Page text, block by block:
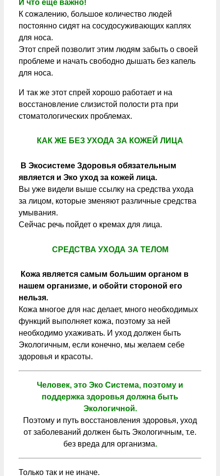
И что еще важно!
К сожалению, большое количество людей
постоянно сидят на сосудосуживающих каплях
для носа.
Этот спрей позволит этим людям забыть о своей
проблеме и начать свободно дышать без капель
для носа.
И так же этот спрей хорошо работает и на
восстановление слизистой полости рта при
стоматологических проблемах.
КАК ЖЕ БЕЗ УХОДА ЗА КОЖЕЙ ЛИЦА
В Экосистеме Здоровья обязательным
является и Эко уход за кожей лица.
Вы уже видели выше ссылку на средства ухода
за лицом, которые зменяют различные средства
умывания.
Сейчас речь пойдет о кремах для лица.
СРЕДСТВА УХОДА ЗА ТЕЛОМ
Кожа является самым большим органом в
нашем организме, и обойти стороной его
нельзя.
Кожа многое для нас делает, много необходимых
функций выполняет кожа, поэтому за ней
необходимо ухаживать. И уход должен быть
Экологичным, если конечно, мы желаем себе
здоровья и красоты.
Человек, это Эко Система, поэтому и
поддержка здоровья должна быть
Экологичной.
Поэтому и путь восстановления здоровья, уход
от заболеваний должен быть Экологичным, т.е.
без вреда для организма.
Только так и не иначе.